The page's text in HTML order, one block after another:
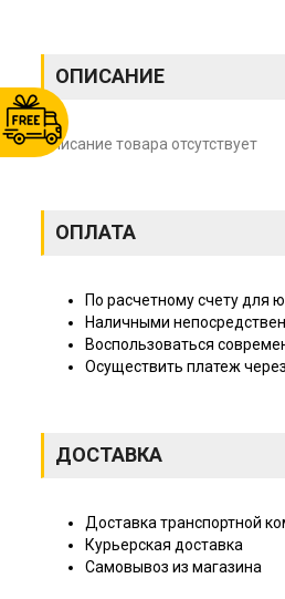
ОПИСАНИЕ
Описание товара отсутствует
ОПЛАТА
По расчетному счету для
Наличными
Воспользоваться
Осуществить платеж
ДОСТАВКА
Доставка транспортной
Курьерская доставка
Самовывоз из магазина